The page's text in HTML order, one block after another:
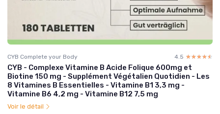
CYB Complete your Body 4.5 ☆☆☆☆☆
★★★★★
CYB - Complexe Vitamine B Acide Folique 600mg et
Biotine 150 mg - Supplément Végétalien Quotidien - Les
8 Vitamines B Essentielles - Vitamine B1 3,3 mg -
Vitamine B6 4,2 mg - Vitamine B12 7,5 mg
Voir le détail